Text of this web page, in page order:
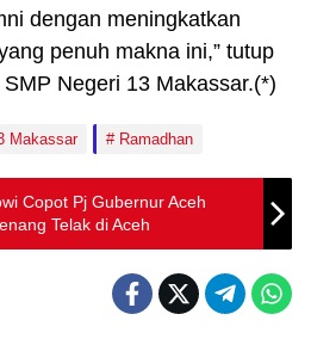
dengan meningkatkan
penuh makna ini,” tutup
Negeri 13 Makassar.(*)
Makassar Ramadhan
Copot Pj Gubernur Aceh
Telak di Aceh